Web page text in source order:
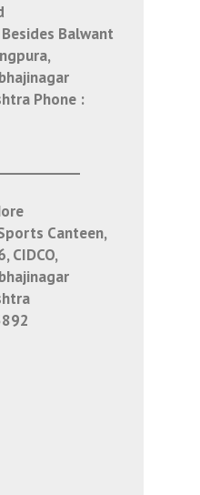
Besides Balwant
Phone :
Canteen,
CIDCO,